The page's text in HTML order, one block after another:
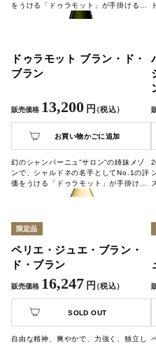
をうける「ドゥラモット」が手掛けるブ
ラン・ド・ブランのシャンパーニュで
ドゥラモット ブラン・ド・
ブラン
販売価格 13,200 円（税込）
お買い物かごに追加
幻のシャンパーニュ”サロン”の姉妹メゾ
ンで、シャルドネの名手としてNo.1の評
価をうける「ドゥラモット」が手掛ける
ブラン・ド・ブランのシャンパーニュで
限定品
ペリエ・ジュエ・ブラン・
ド・ブラン
販売価格 16,247 円（税込）
SOLD OUT
自由な精神、爽やかで、力強く、独立し